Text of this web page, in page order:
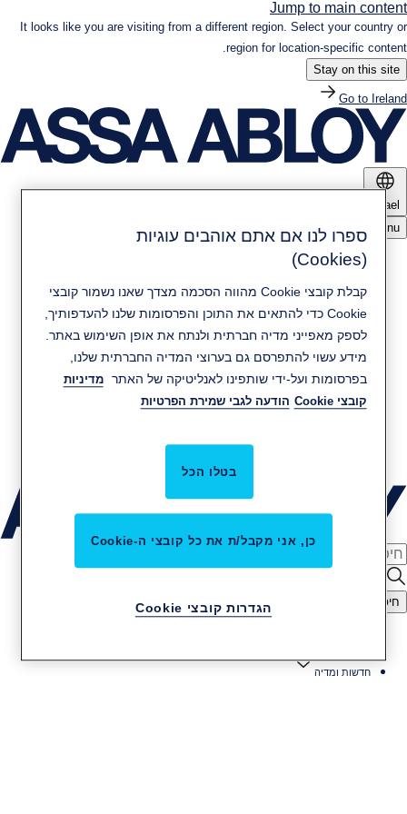
Jump to main content
It looks like you are visiting from a different region. Select your country or
region for location-specific content.
Stay on this site
Go to Ireland
Israel
Menu
מוצרים ופתרונות
חדשות ומדיה
קיימות
יצירת קשר
קריירה באסא אבלוי
חיפוש
חדשות ומדיה
ספרו לנו אם אתם אוהבים עוגיות
(Cookies)
קבלת קובצי Cookie מהווה הסכמה מצדך שאנו נשמור קובצי
Cookie כדי להתאים את התוכן והפרסומות שלנו להעדפותיך,
לספק מאפייני מדיה חברתית ולנתח את אופן השימוש באתר.
מידע עשוי להתפרסם גם בערוצי המדיה החברתית שלנו,
בפרסומות ועל-ידי שותפינו לאנליטיקה של האתר
מדיניות
קובצי Cookie
הודעה לגבי שמירת הפרטיות
בטלו הכל
כן, אני מקבל/ת את כל קובצי ה-Cookie
הגדרות קובצי Cookie